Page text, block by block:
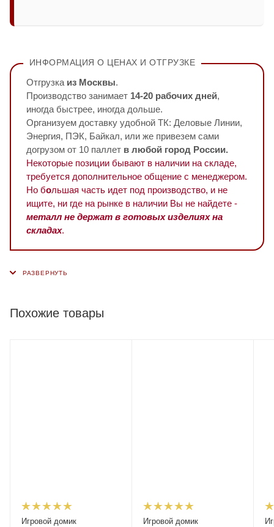
ИНФОРМАЦИЯ О ЦЕНАХ И ОТГРУЗКЕ
Отгрузка из Москвы.
Производство занимает 14-20 рабочих дней,
иногда быстрее, иногда дольше.
Организуем доставку удобной ТК: Деловые Линии,
Энергия, ПЭК, Байкал, или же привезем сами
догрузом от 10 паллет в любой город России.
Некоторые позиции бывают в наличии на складе,
требуется дополнительное общение с менеджером.
Но большая часть идет под производство, и не
ищите, ни где на рынке в наличии Вы не найдете -
металл не держат в готовых изделиях на
складах.
Похожие товары
Игровой домик
Игровой домик